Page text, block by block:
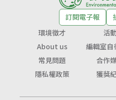
訂閱電子報
環境徵才
活
About us
編輯室自
常見問題
合作
隱私權政策
獲獎